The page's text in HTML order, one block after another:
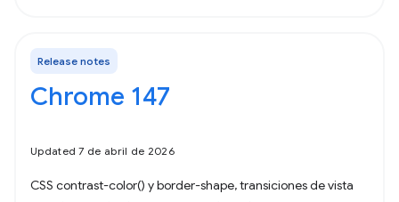
Release notes
Chrome 147
Updated 7 de abril de 2026
CSS contrast-color() y border-shape, transiciones de vista